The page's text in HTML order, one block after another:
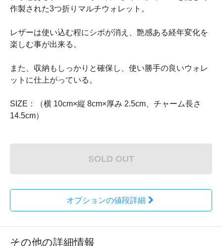
作製された3つ折りマルチウォレット。
レザーは使い込む程にシボが消え、艶感ある経年変化を
楽しむ事が出来る。
また、収納もしっかりと確保し、使い勝手の良いウォレ
ットに仕上がっている。
SIZE：（横 10cm×縦 8cm×厚み 2.5cm、チャーム長さ
14.5cm）
SOLD OUT
オプションの値段詳細
その他の詳細情報